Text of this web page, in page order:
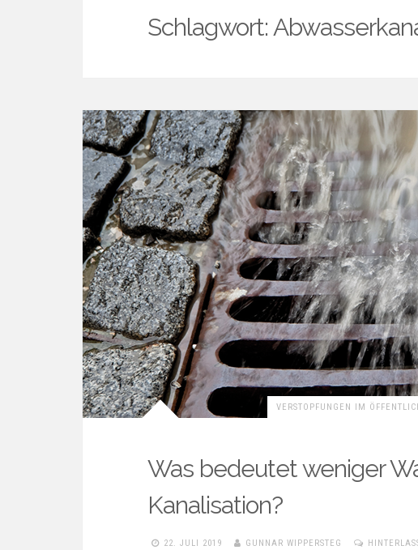
Schlagwort:
VERSTOPFUNGEN IM
Was bedeutet weniger
Kanalisation?
22. JULI 2019 GUNNAR WIPPERSTEG